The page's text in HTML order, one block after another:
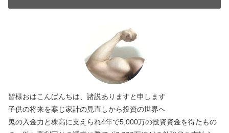
皆様おはこんばんちは、諸説ありますと申します
子供の将来を案じ家計の見直しから投資の世界へ
鬼の入金力と株高に支えられ4年で5,000万の投資資金を得たもの